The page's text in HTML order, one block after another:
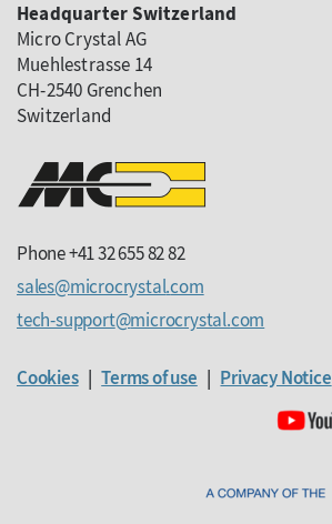
Headquarter Switzerland
Micro Crystal AG
Muehlestrasse 14
CH-2540 Grenchen
Switzerland
Phone +41 32 655 82 82
sales
microcrystalcom
tech-support
microcrystalcom
Cookies|Terms of use | Privacy Notice